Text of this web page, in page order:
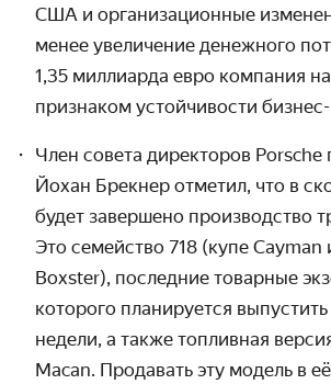
США и организационные
менее увеличение денежного
1,35 миллиарда евро компания
признаком устойчивости
Член совета директоров
Йохан Брекнер отметил, что в
будет завершено производство
Это семейство 718 (купе Cayman
Boxster), последние товарные
которого планируется
недели, а также топливная
Macan. Продавать эту модель в